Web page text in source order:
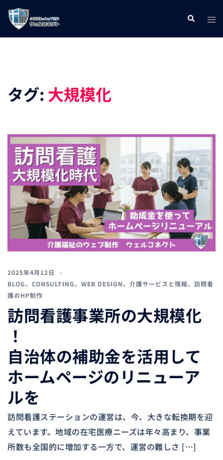
テ
検
索
ト
タグ: 大規模化
2025年4月12日
BLOG、 CONSULTING、 WEB DESIGN、 介護サービスと情報、 訪問看
護のHP制作
訪問看護事業所の大規模化
！
自治体の補助金を活用して
ホームページのリニューア
ルを
訪問看護ステーションの運営は、今、大きな転換期を迎
えています。地域の在宅医療ニーズは年々高まり、事業
所数も全国的に増加する一方で、運営の難しさ […]